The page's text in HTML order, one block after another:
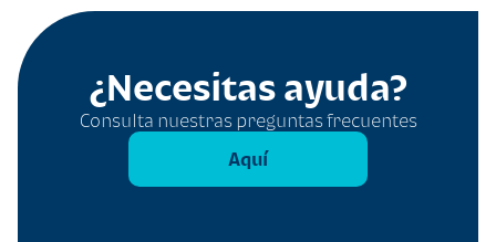
¿Necesitas ayuda?
Consulta nuestras preguntas frecuentes
Aquí